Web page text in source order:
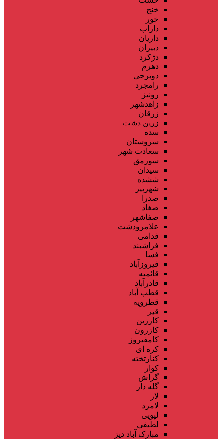
خنج
خور
داراب
داریان
دبیران
دژکرد
دهرم
دوبرجی
رامجرد
رونیز
زاهدشهر
زرقان
زرین دشت
سده
سروستان
سعادت شهر
سورمق
سیدان
ششده
شهرپیر
صدرا
صغاد
صفاشهر
علامرودشت
فدامی
فراشبند
فسا
فیروزآباد
قائمیه
قادرآباد
قطب آباد
قطرویه
قیر
کارزین
کازرون
کامفیروز
کره ای
کنارتخته
کوار
گراش
گله دار
لار
لامرد
لپویی
لطیفی
مبارک آباد دیز